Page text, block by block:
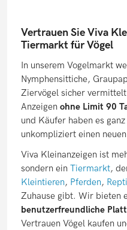
Vertrauen Sie Viva
Tiermarkt für Vögel
In unserem Vogelmarkt
Nymphensittiche,
Ziervögel sicher
Anzeigen ohne Limit 90
und Käufer haben es
unkompliziert einen
Viva Kleinanzeigen ist
sondern ein Tiermarkt,
Kleintieren, Pferden,
Zuhause gibt. Wir bieten
benutzerfreundliche
Vertrauen Vögel kaufen